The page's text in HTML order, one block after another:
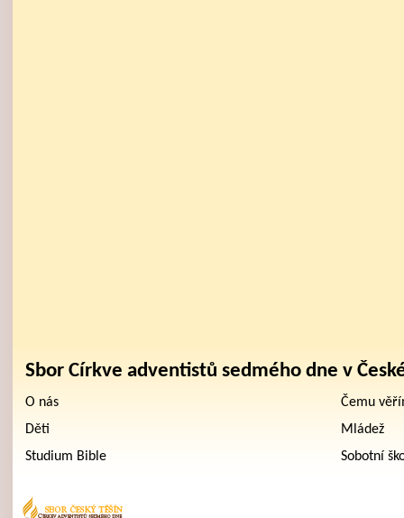
Sbor Církve adventistů sedmého dne v
O nás
Čemu
Děti
Mládež
Studium Bible
Sobotní